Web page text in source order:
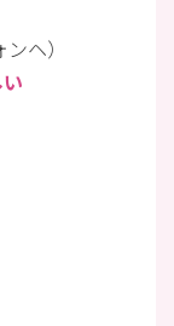
ヘ）